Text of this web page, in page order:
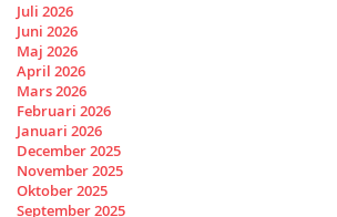
Juli 2026
Juni 2026
Maj 2026
April 2026
Mars 2026
Februari 2026
Januari 2026
December 2025
November 2025
Oktober 2025
September 2025